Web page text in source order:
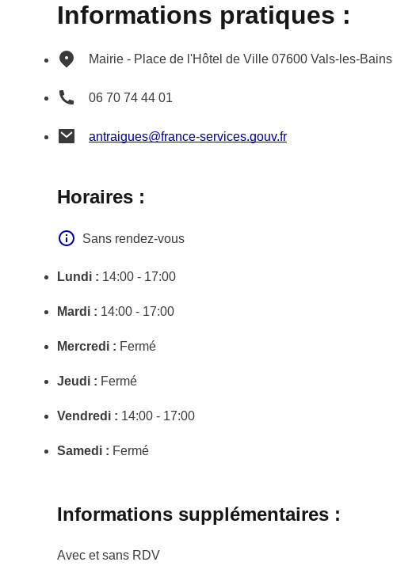
Informations pratiques :
Mairie - Place de l'Hôtel de Ville 07600 Vals-les-Bains
06 70 74 44 01
antraigues@france-services.gouv.fr
Horaires :
Sans rendez-vous
Lundi : 14:00 - 17:00
Mardi : 14:00 - 17:00
Mercredi : Fermé
Jeudi : Fermé
Vendredi : 14:00 - 17:00
Samedi : Fermé
Informations supplémentaires :
Avec et sans RDV